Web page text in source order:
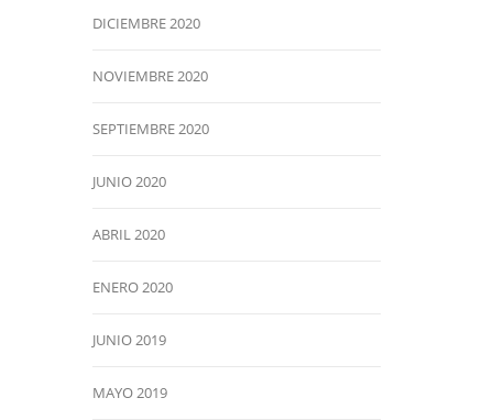
DICIEMBRE 2020
NOVIEMBRE 2020
SEPTIEMBRE 2020
JUNIO 2020
ABRIL 2020
ENERO 2020
JUNIO 2019
MAYO 2019